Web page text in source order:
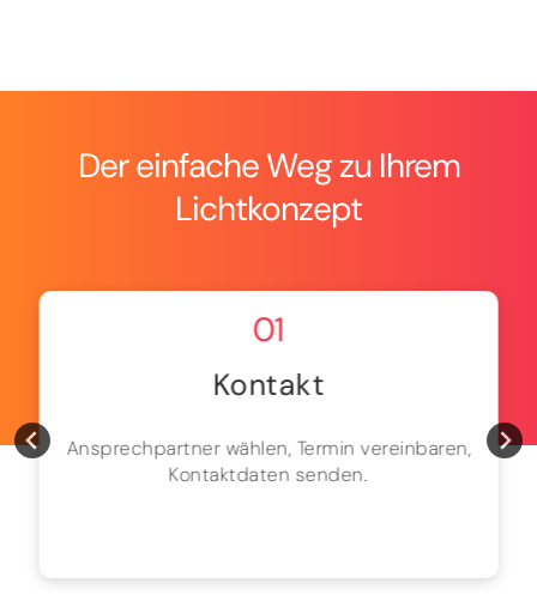
Der einfache Weg zu Ihrem
Lichtkonzept
01
Kontakt
Ansprechpartner wählen, Termin vereinbaren,
Kontaktdaten senden.